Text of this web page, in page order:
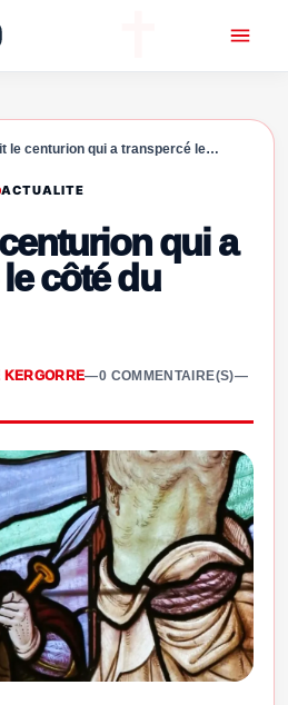
le centurion qui a transpercé le…
ACTUALITE
qui a
côté du
KERGORRE—0 COMMENTAIRE(S)—